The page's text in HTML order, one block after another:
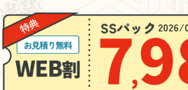
2026/